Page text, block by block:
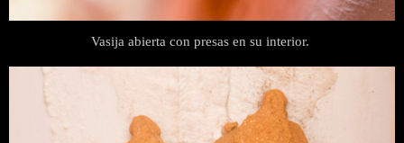
Vasija abierta con presas en su interior.